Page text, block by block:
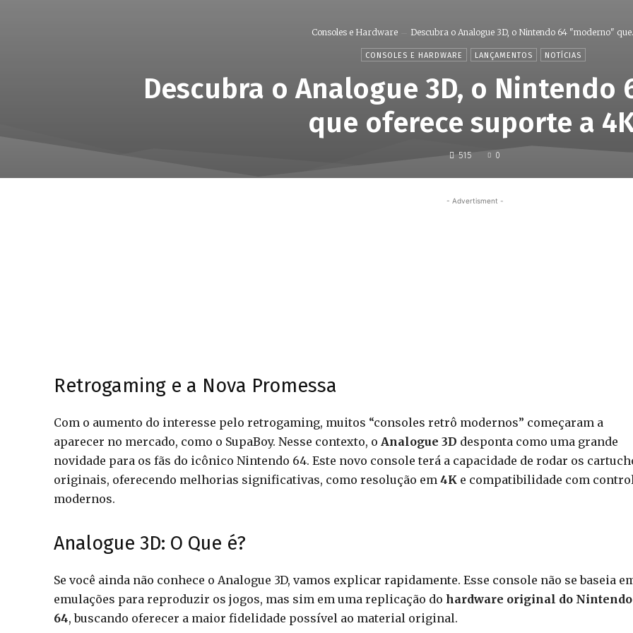
Consoles e Hardware Descubra o Analogue 3D, o Nintendo 64 "moderno"
CONSOLES E HARDWARE LANÇAMENTOS NOTÍCIAS
Descubra o Analogue 3D, o Nintendo
que oferece suporte a
515 0
- Advertisment -
Retrogaming e a Nova Promessa
Com o aumento do interesse pelo retrogaming, muitos “consoles retrô modernos” começaram a
aparecer no mercado, como o SupaBoy. Nesse contexto, o Analogue 3D desponta como uma grande
novidade para os fãs do icônico Nintendo 64. Este novo console terá a capacidade de rodar os
originais, oferecendo melhorias significativas, como resolução em 4K e compatibilidade com
modernos.
Analogue 3D: O Que é?
Se você ainda não conhece o Analogue 3D, vamos explicar rapidamente. Esse console não se baseia
emulações para reproduzir os jogos, mas sim em uma replicação do hardware original do Nintendo
64, buscando oferecer a maior fidelidade possível ao material original.